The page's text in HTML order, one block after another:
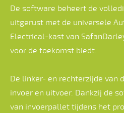
De software beheert de
uitgerust met de universele
Electrical-kast van
voor de toekomst biedt.
De linker- en rechterzijde van
invoer en uitvoer. Dankzij de
van invoerpallet tijdens het